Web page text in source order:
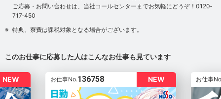
ご応募・お問い合わせは、当社コールセンターまでお気軽にどうぞ！0120‐
717‐450
特典、寮費は課税対象となる場合がございます。
このお仕事に応募した人はこんなお仕事も見ています
NEW NEW
お仕事No.136758 お仕事